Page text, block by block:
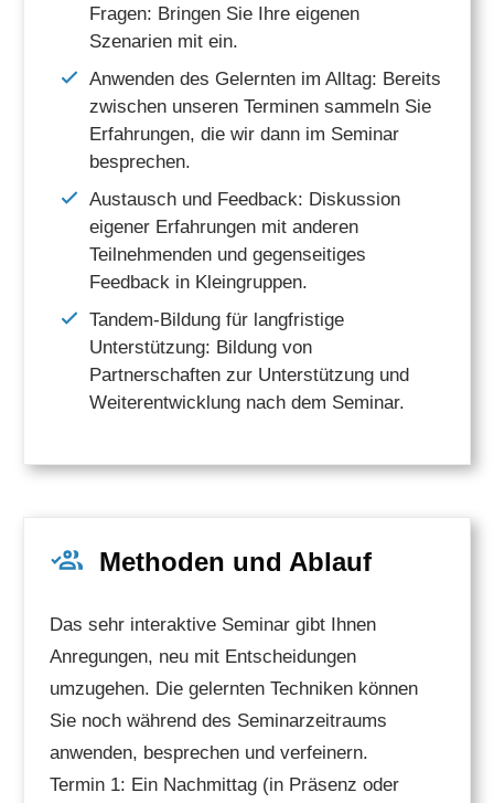
Fragen: Bringen Sie Ihre eigenen
Szenarien mit ein.
Anwenden des Gelernten im Alltag: Bereits
zwischen unseren Terminen sammeln Sie
Erfahrungen, die wir dann im Seminar
besprechen.
Austausch und Feedback: Diskussion
eigener Erfahrungen mit anderen
Teilnehmenden und gegenseitiges
Feedback in Kleingruppen.
Tandem-Bildung für langfristige
Unterstützung: Bildung von
Partnerschaften zur Unterstützung und
Weiterentwicklung nach dem Seminar.
Methoden und Ablauf
Das sehr interaktive Seminar gibt Ihnen
Anregungen, neu mit Entscheidungen
umzugehen. Die gelernten Techniken können
Sie noch während des Seminarzeitraums
anwenden, besprechen und verfeinern.
Termin 1: Ein Nachmittag (in Präsenz oder